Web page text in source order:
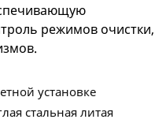
режимов очистки,
установке
стальная литая